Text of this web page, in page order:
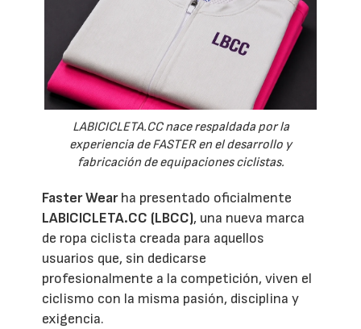
LABICICLETA.CC nace respaldada por la
experiencia de FASTER en el desarrollo y
fabricación de equipaciones ciclistas.
Faster Wearha presentado oficialmente
LABICICLETA.CC (LBCC), una nueva marca
de ropa ciclista creada para aquellos
usuarios que, sin dedicarse
profesionalmente a la competición, viven el
ciclismo con la misma pasión, disciplina y
exigencia.